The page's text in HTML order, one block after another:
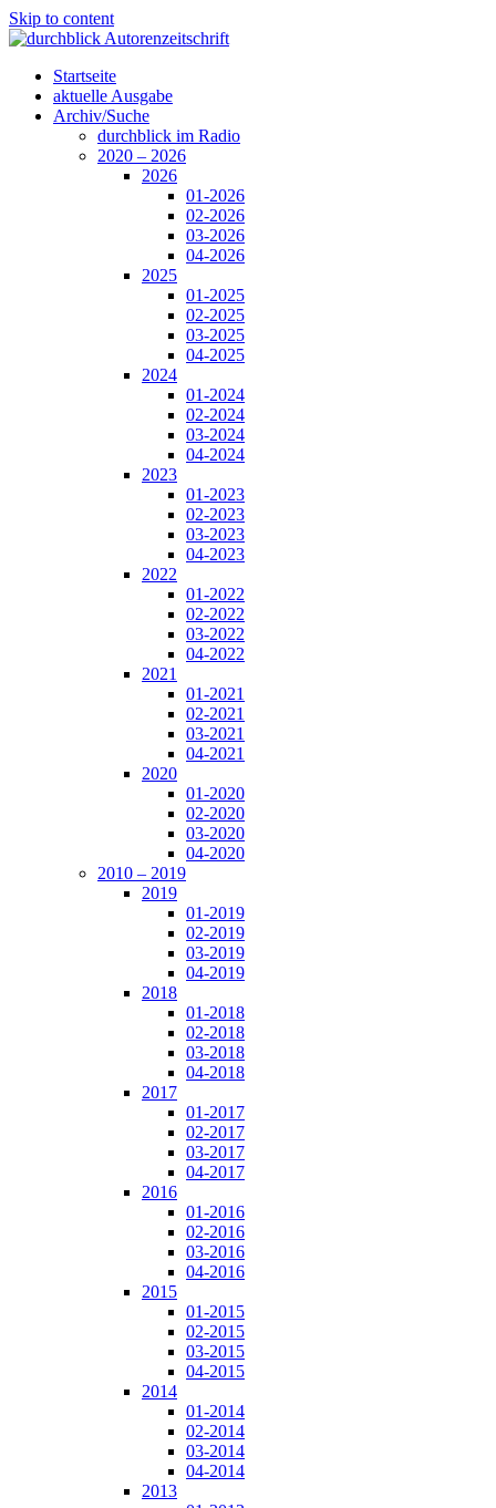
Skip to content
Startseite
aktuelle Ausgabe
Archiv/Suche
durchblick im Radio
2020 – 2026
2026
01-2026
02-2026
03-2026
04-2026
2025
01-2025
02-2025
03-2025
04-2025
2024
01-2024
02-2024
03-2024
04-2024
2023
01-2023
02-2023
03-2023
04-2023
2022
01-2022
02-2022
03-2022
04-2022
2021
01-2021
02-2021
03-2021
04-2021
2020
01-2020
02-2020
03-2020
04-2020
2010 – 2019
2019
01-2019
02-2019
03-2019
04-2019
2018
01-2018
02-2018
03-2018
04-2018
2017
01-2017
02-2017
03-2017
04-2017
2016
01-2016
02-2016
03-2016
04-2016
2015
01-2015
02-2015
03-2015
04-2015
2014
01-2014
02-2014
03-2014
04-2014
2013